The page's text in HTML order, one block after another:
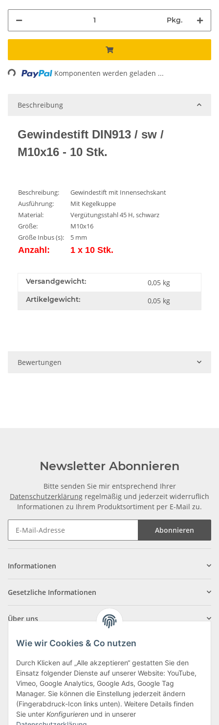
Pkg.
Komponenten werden geladen ...
Beschreibung
Gewindestift DIN913 / sw /
M10x16 - 10 Stk.
Beschreibung:
Gewindestift mit Innensechskant
Ausführung:
Mit Kegelkuppe
Material:
Vergütungsstahl 45 H, schwarz
Größe:
M10x16
Größe Inbus (s):
5 mm
Anzahl: 1 x 10 Stk.
Versandgewicht: 0,05 kg
Artikelgewicht: 0,05 kg
Bewertungen
Newsletter Abonnieren
Bitte senden Sie mir entsprechend Ihrer
Datenschutzerklärung regelmäßig und jederzeit widerruflich
Informationen zu Ihrem Produktsortiment per E-Mail zu.
Abonnieren
Informationen
Gesetzliche Informationen
Über uns
Klagenfurter Straße 29
9556 Liebenfels
Montag bis Donnerstag: 8:00 bis 16:30 Uhr
Freitag: 8:00 bis 12:00 Uhr
Wie wir Cookies & Co nutzen
Durch Klicken auf „Alle akzeptieren“ gestatten Sie den
Einsatz folgender Dienste auf unserer Website: YouTube,
Vimeo, Google Analytics, Google Ads, Google Tag
Manager. Sie können die Einstellung jederzeit ändern
(Fingerabdruck-Icon links unten). Weitere Details finden
Sie unter Konfigurieren und in unserer